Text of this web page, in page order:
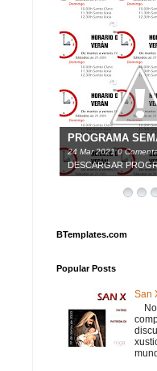
PROGRAMA
24 Mar 2021 0
DESCARGAR
BTemplates.com
Popular Posts
San